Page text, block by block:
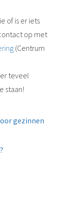
of is er iets
op met
(Centrum
teveel
staan!
gezinnen